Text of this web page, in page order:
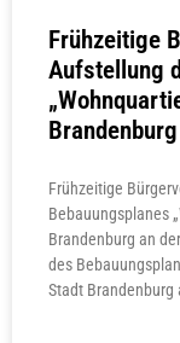
Frühzeitige
Aufstellung
Frühzeitige
Bebauungsplanes
Brandenburg an
des
Stadt Brandenburg